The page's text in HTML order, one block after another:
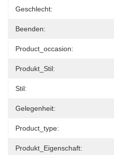
Geschlecht:
Beenden:
Product_occasion:
Produkt_Stil:
Stil:
Gelegenheit:
Product_type:
Produkt_Eigenschaft: